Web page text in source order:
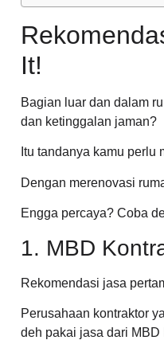
It!
Bagian luar dan dalam
dan ketinggalan jaman?
Itu tandanya kamu perlu
Dengan merenovasi
Engga percaya? Coba
1. MBD
Rekomendasi jasa
Perusahaan kontraktor
deh pakai jasa dari MBD